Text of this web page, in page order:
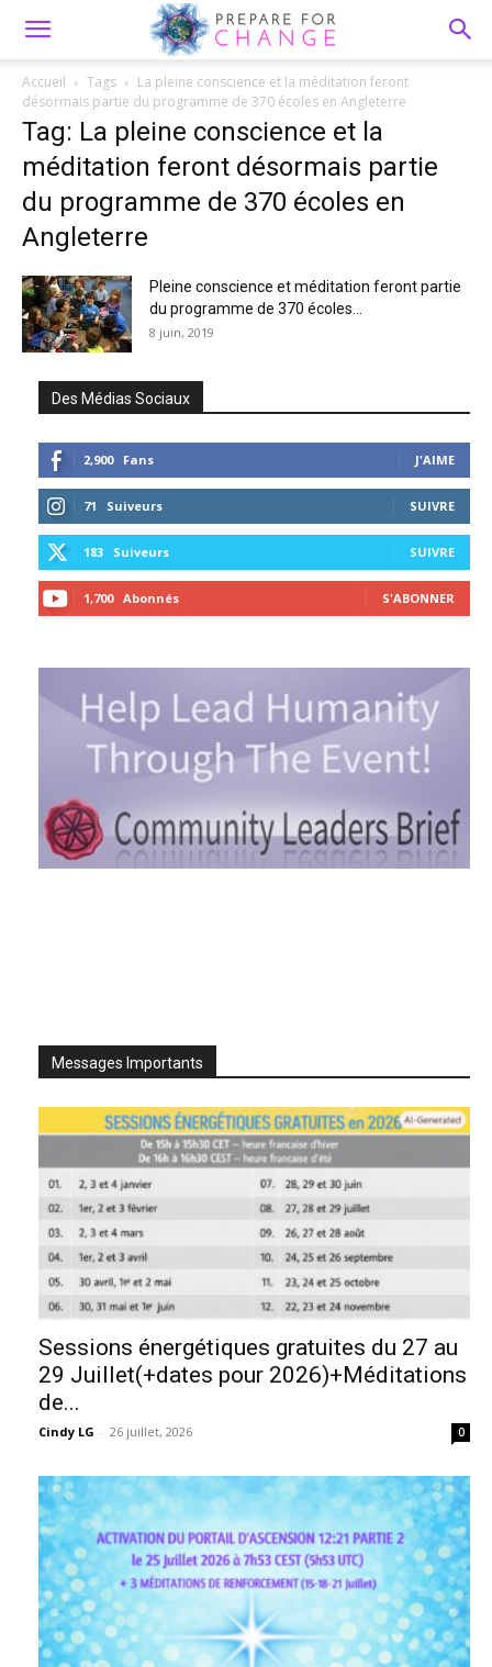
Accueil Tags
La pleine conscience et la méditation feront
désormais partie du programme de 370 écoles en Angleterre
Tag: La pleine conscience et la
méditation feront désormais partie
du programme de 370 écoles en
Angleterre
Pleine conscience et méditation feront partie
du programme de 370 écoles...
8 juin, 2019
Des Médias Sociaux
2,900 Fans J'AIME
71 Suiveurs SUIVRE
183 Suiveurs SUIVRE
1,700 Abonnés S'ABONNER
Messages Importants
Sessions énergétiques gratuites du 27 au
29 Juillet(+dates pour 2026)+Méditations
de...
Cindy LG - 26 juillet, 2026 0